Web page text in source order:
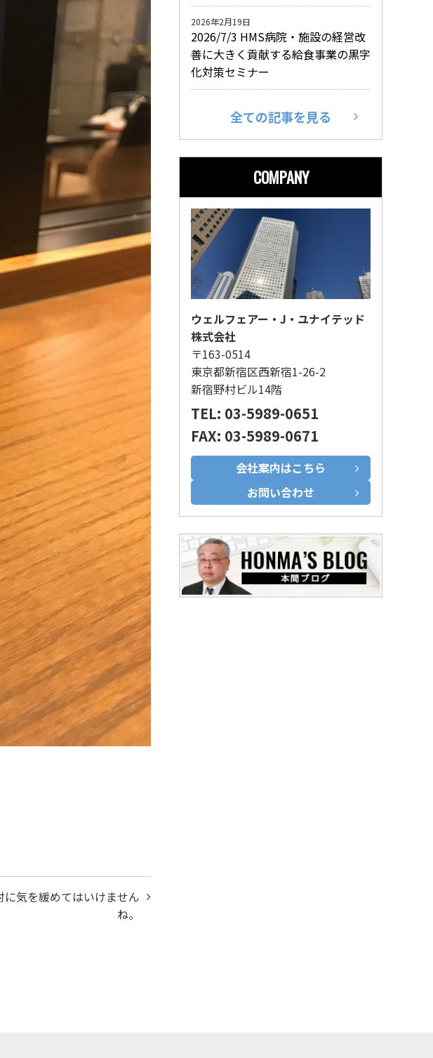
気を緩めてはいけません
ね。
2026/7/3 HMS病院・施設の経営改
善に大きく貢献する給食事業の黒字
化対策セミナー
2026年2月19日
全ての記事を見る
COMPANY
ウェルフェアー・J・ユナイテッド
株式会社
〒163-0514
東京都新宿区西新宿1-26-2
新宿野村ビル14階
TEL: 03-5989-0651
FAX: 03-5989-0671
会社案内はこちら
お問い合わせ